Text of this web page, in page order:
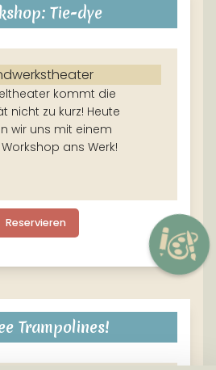
Tie-dye
kommt die
nicht zu kurz! Heute
wir uns mit einem
ans Werk!
Reservieren
Trampolines!